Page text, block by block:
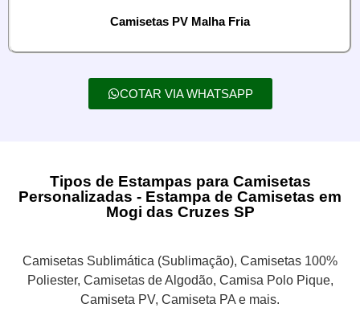
Camisetas PV Malha Fria
COTAR VIA WHATSAPP
Tipos de Estampas para Camisetas
Personalizadas - Estampa de Camisetas em
Mogi das Cruzes SP
Camisetas Sublimática (Sublimação), Camisetas 100%
Poliester, Camisetas de Algodão, Camisa Polo Pique,
Camiseta PV, Camiseta PA e mais.